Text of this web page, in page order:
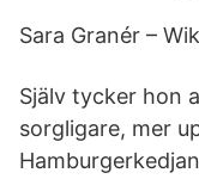
Sara Granér –
Själv tycker hon
sorgligare, mer